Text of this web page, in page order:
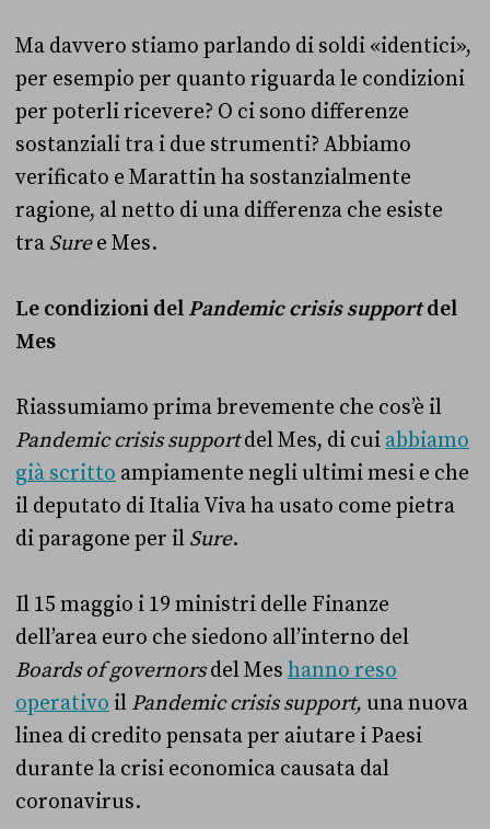
Ma davvero stiamo parlando di soldi «identici»,
per esempio per quanto riguarda le condizioni
per poterli ricevere? O ci sono differenze
sostanziali tra i due strumenti? Abbiamo
verificato e Marattin ha sostanzialmente
ragione, al netto di una differenza che esiste
tra Suree Mes.
Le condizioni del Pandemic crisis supportdel
Mes
Riassumiamo prima brevemente che cos’è il
Pandemic crisis supportdel Mes, di cui abbiamo
già scritto ampiamente negli ultimi mesi e che
il deputato di Italia Viva ha usato come pietra
di paragone per il Sure.
Il 15 maggio i 19 ministri delle Finanze
dell’area euro che siedono all’interno del
Boards of governorsdel Mes hanno reso
operativo il Pandemic crisis support, una nuova
linea di credito pensata per aiutare i Paesi
durante la crisi economica causata dal
coronavirus.